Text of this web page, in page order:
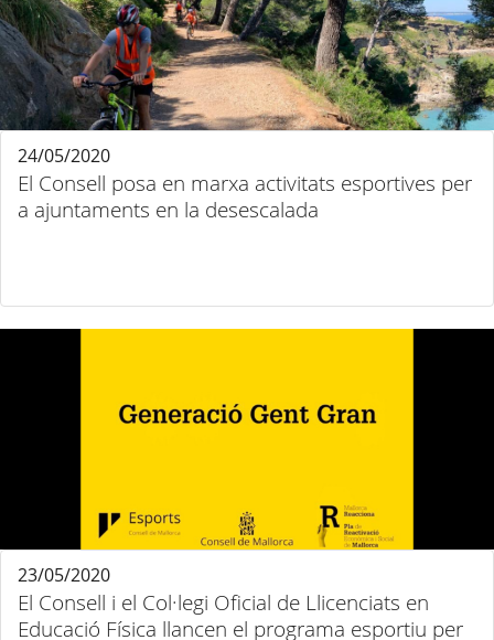
El Consell posa en marxa activitats esportives per
a ajuntaments en la desescalada
24/05/2020
El Consell i el Col·legi Oficial de Llicenciats en
Educació Física llancen el programa esportiu per
23/05/2020